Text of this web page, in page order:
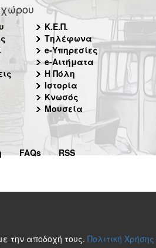
Κ.Ε.Π.
Τηλέφωνα
e-Υπηρεσίες
e-Αιτήματα
Η Πόλη
Ιστορία
Κνωσός
Μουσεία
FAQs RSS
την αποδοχή τους. Πολιτική